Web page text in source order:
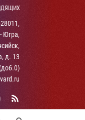
Югра,
д. 13